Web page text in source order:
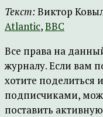
Текст:Виктор
Atlantic,BBC
Все права на
журналу. Если вам
хотите
подписчиками,
поставить